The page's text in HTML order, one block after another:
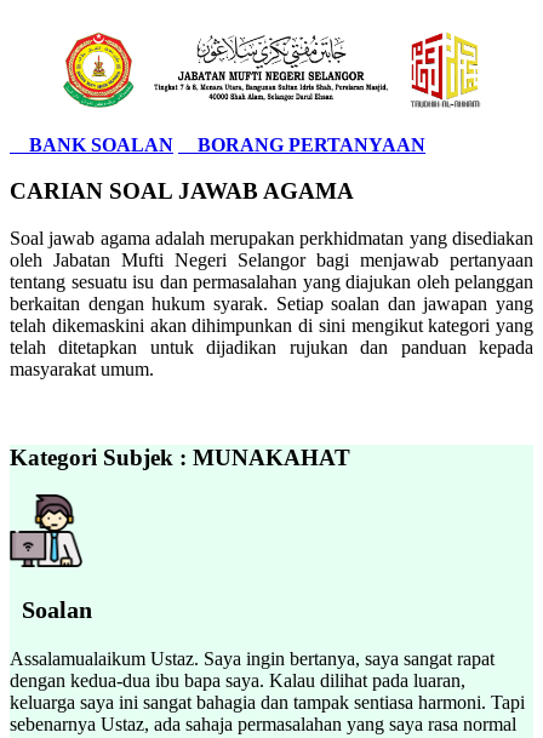
BANK SOALAN BORANG PERTANYAAN
CARIAN SOAL JAWAB AGAMA
Soal jawab agama adalah merupakan perkhidmatan yang disediakan
oleh Jabatan Mufti Negeri Selangor bagi menjawab pertanyaan
tentang sesuatu isu dan permasalahan yang diajukan oleh pelanggan
berkaitan dengan hukum syarak. Setiap soalan dan jawapan yang
telah dikemaskini akan dihimpunkan di sini mengikut kategori yang
telah ditetapkan untuk dijadikan rujukan dan panduan kepada
masyarakat umum.
Kategori Subjek : MUNAKAHAT
Soalan
Assalamualaikum Ustaz. Saya ingin bertanya, saya sangat rapat
dengan kedua-dua ibu bapa saya. Kalau dilihat pada luaran,
keluarga saya ini sangat bahagia dan tampak sentiasa harmoni. Tapi
sebenarnya Ustaz, ada sahaja permasalahan yang saya rasa normal